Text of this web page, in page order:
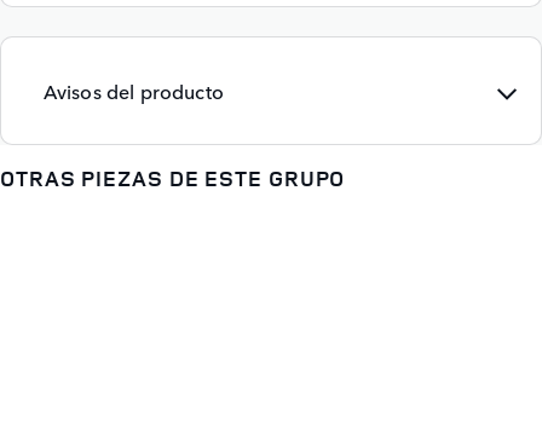
Avisos del producto
OTRAS PIEZAS DE ESTE GRUPO